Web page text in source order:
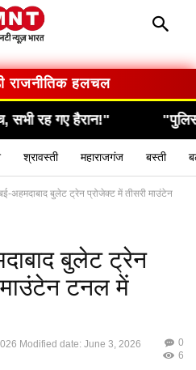
राजनीतिक हलचल
में हुआ बड़ा खुलासा, उड़े सबके होश!"
श्रावस्ती महाराजगंज बस्ती
अहमदाबाद बुलेट ट्रेन प्रोजेक्ट में तीसरी माउंटेन
बुलेट ट्रेन
माउंटेन टनल में
Modified date: June 3, 2026
0
6